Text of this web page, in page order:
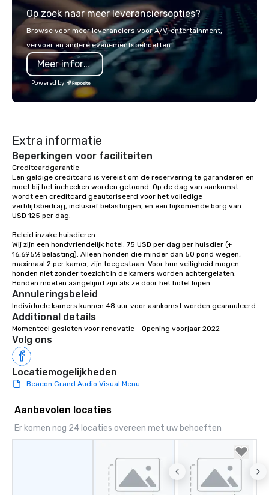
Francisco to the California wine
country with a focus on superb hiking,
lodging, food and wine. We also have
a Monterey Bay Trek.
smart, reliable
make the end-user
seamless from start to
Op zoek naar meer leveranciersopties?
Browse voor meer leveranciers voor A/V, entertainment,
vervoer en andere evenementsbehoeften.
Meer informatie
Powered by
Extra informatie
Beperkingen voor faciliteiten
Creditcardgarantie
Een geldige creditcard is vereist om de reservering te garanderen en
moet bij het inchecken worden getoond. Op de dag van aankomst
wordt een creditcard geautoriseerd voor het volledige
verblijfsbedrag, inclusief belastingen, en een bijkomende borg van
USD 125 per dag.
Beleid inzake huisdieren
Wij zijn een hondvriendelijk hotel. 75 USD per dag per huisdier (+
16,695% belasting). Alleen honden die minder dan 50 pond wegen,
maximaal 2 per kamer, zijn toegestaan. Voor hun veiligheid mogen
honden niet zonder toezicht in de kamers worden achtergelaten.
Annuleringsbeleid
Individuele kamers kunnen 48 uur voor aankomst worden geannuleerd
Additional details
Momenteel gesloten voor renovatie - Opening voorjaar 2022
Volg ons
Locatiemogelijkheden
Beacon Grand Audio Visual Menu
Aanbevolen locaties
Er komen nog 24 locaties overeen met uw behoeften